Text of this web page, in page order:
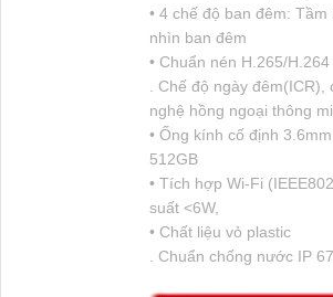
• 4 chế độ ban đêm:
nhìn ban đêm
• Chuẩn nén H.265/H.264
. Chế độ ngày
nghệ hồng ngoại thông
• Ống kính cố định
512GB
• Tích hợp Wi-Fi
suất <6W,
• Chất liệu vỏ plastic
. Chuẩn chống nước IP